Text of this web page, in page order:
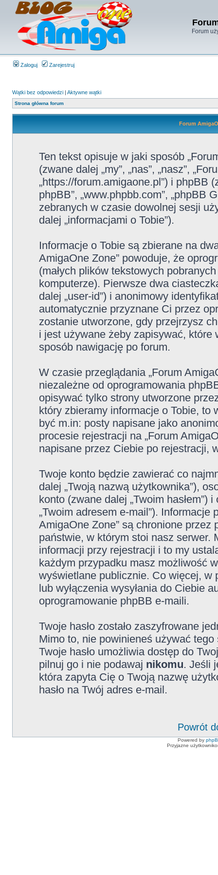
Forum
Zaloguj Zarejestruj
Wątki bez odpowiedzi | Aktywne wątki
Strona główna forum
Forum
Ten tekst opisuje w jaki sposób
(zwane dalej „my”, „nas”, „nasz”,
„https://forum.amigaone.pl”) i phpBB
phpBB”, „www.phpbb.com”, „phpBB
zebranych w czasie dowolnej sesji
dalej „informacjami o Tobie”).
Informacje o Tobie są zbierane na
AmigaOne Zone” powoduje, że
(małych plików tekstowych
komputerze). Pierwsze dwa
dalej „user-id”) i anonimowy
automatycznie przyznane Ci przez
zostanie utworzone, gdy przejrzysz
i jest używane żeby zapisywać, które
sposób nawigację po forum.
W czasie przeglądania „Forum
niezależne od oprogramowania
opisywać tylko strony utworzone
który zbieramy informacje o Tobie, to
być m.in: posty napisane jako
procesie rejestracji na „Forum
napisane przez Ciebie po rejestracji,
Twoje konto będzie zawierać co
dalej „Twoją nazwą użytkownika”),
konto (zwane dalej „Twoim
„Twoim adresem e-mail”). Informacje
AmigaOne Zone” są chronione
państwie, w którym stoi nasz serwer.
informacji przy rejestracji i to my
każdym przypadku masz możliwość
wyświetlane publicznie. Co więcej, w
lub wyłączenia wysyłania do Ciebie
oprogramowanie phpBB e-maili.
Twoje hasło zostało zaszyfrowane
Mimo to, nie powinieneś używać
Twoje hasło umożliwia dostęp do
pilnuj go i nie podawaj nikomu. Jeśli
która zapyta Cię o Twoją nazwę
hasło na Twój adres e-mail.
Powrót
Powered by
Przyjazne